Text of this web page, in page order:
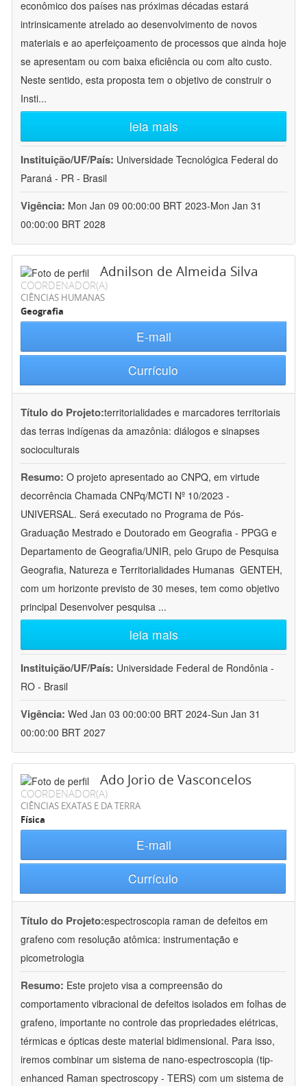
econômico dos países nas próximas décadas estará
intrinsicamente atrelado ao desenvolvimento de novos
materiais e ao aperfeiçoamento de processos que ainda hoje
se apresentam ou com baixa eficiência ou com alto custo.
Neste sentido, esta proposta tem o objetivo de construir o
Insti...
leia mais
Instituição/UF/País: Universidade Tecnológica Federal do
Paraná - PR - Brasil
Vigência: Mon Jan 09 00:00:00 BRT 2023-Mon Jan 31
00:00:00 BRT 2028
Adnilson de Almeida Silva
COORDENADOR(A)
CIÊNCIAS HUMANAS
Geografia
E-mail
Currículo
Título do Projeto:territorialidades e marcadores territoriais
das terras indígenas da amazônia: diálogos e sinapses
socioculturais
Resumo: O projeto apresentado ao CNPQ, em virtude
decorrência Chamada CNPq/MCTI Nº 10/2023 -
UNIVERSAL. Será executado no Programa de Pós-
Graduação Mestrado e Doutorado em Geografia - PPGG e
Departamento de Geografia/UNIR, pelo Grupo de Pesquisa
Geografia, Natureza e Territorialidades Humanas  GENTEH,
com um horizonte previsto de 30 meses, tem como objetivo
principal Desenvolver pesquisa ...
leia mais
Instituição/UF/País: Universidade Federal de Rondônia -
RO - Brasil
Vigência: Wed Jan 03 00:00:00 BRT 2024-Sun Jan 31
00:00:00 BRT 2027
Ado Jorio de Vasconcelos
COORDENADOR(A)
CIÊNCIAS EXATAS E DA TERRA
Física
E-mail
Currículo
Título do Projeto:espectroscopia raman de defeitos em
grafeno com resolução atômica: instrumentação e
picometrologia
Resumo: Este projeto visa a compreensão do
comportamento vibracional de defeitos isolados em folhas de
grafeno, importante no controle das propriedades elétricas,
térmicas e ópticas deste material bidimensional. Para isso,
iremos combinar um sistema de nano-espectroscopia (tip-
enhanced Raman spectroscopy - TERS) com um sistema de